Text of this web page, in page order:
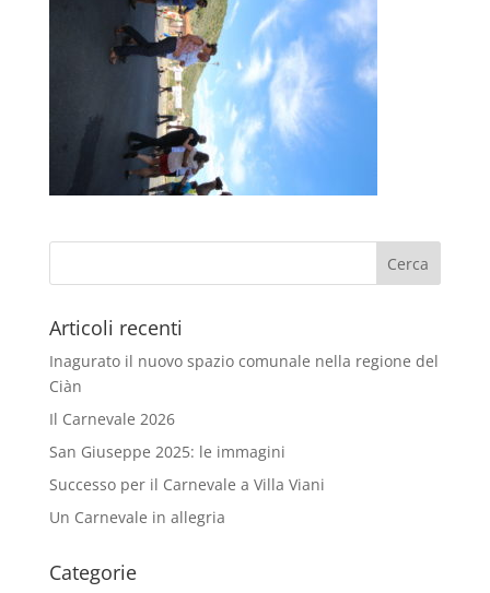
Articoli recenti
Inagurato il nuovo spazio comunale nella regione del
Ciàn
Il Carnevale 2026
San Giuseppe 2025: le immagini
Successo per il Carnevale a Villa Viani
Un Carnevale in allegria
Categorie